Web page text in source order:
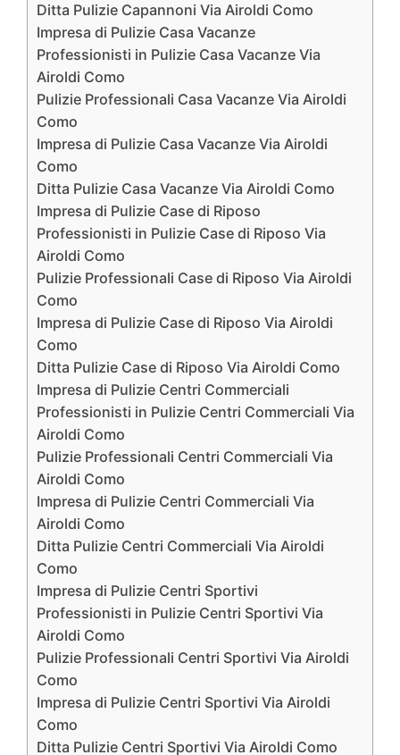
Ditta Pulizie Capannoni Via Airoldi Como
Impresa di Pulizie Casa Vacanze
Professionisti in Pulizie Casa Vacanze Via
Airoldi Como
Pulizie Professionali Casa Vacanze Via Airoldi
Como
Impresa di Pulizie Casa Vacanze Via Airoldi
Como
Ditta Pulizie Casa Vacanze Via Airoldi Como
Impresa di Pulizie Case di Riposo
Professionisti in Pulizie Case di Riposo Via
Airoldi Como
Pulizie Professionali Case di Riposo Via Airoldi
Como
Impresa di Pulizie Case di Riposo Via Airoldi
Como
Ditta Pulizie Case di Riposo Via Airoldi Como
Impresa di Pulizie Centri Commerciali
Professionisti in Pulizie Centri Commerciali Via
Airoldi Como
Pulizie Professionali Centri Commerciali Via
Airoldi Como
Impresa di Pulizie Centri Commerciali Via
Airoldi Como
Ditta Pulizie Centri Commerciali Via Airoldi
Como
Impresa di Pulizie Centri Sportivi
Professionisti in Pulizie Centri Sportivi Via
Airoldi Como
Pulizie Professionali Centri Sportivi Via Airoldi
Como
Impresa di Pulizie Centri Sportivi Via Airoldi
Como
Ditta Pulizie Centri Sportivi Via Airoldi Como